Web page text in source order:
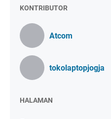
KONTRIBUTOR
Atcom
tokolaptopjogja
HALAMAN